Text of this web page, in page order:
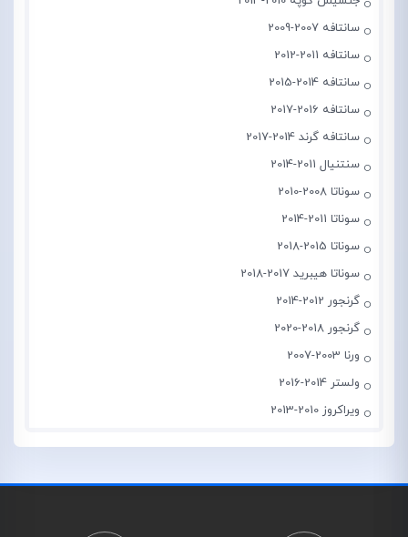
سانتافه 2007-2009
سانتافه 2011-2012
سانتافه 2014-2015
سانتافه 2016-2017
سانتافه گرند 2014-2017
سنتنیال 2011-2014
سوناتا 2008-2010
سوناتا 2011-2014
سوناتا 2015-2018
سوناتا هیبرید 2017-2018
گرنجور 2012-2014
گرنجور 2018-2020
ورنا 2003-2007
ولستر 2014-2016
ویراکروز 2010-2013